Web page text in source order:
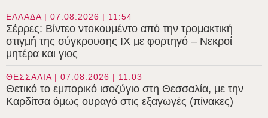
ΕΛΛΑΔΑ | 07.08.2026 | 11:54
Σέρρες: Βίντεο ντοκουμέντο από την τρομακτική
στιγμή της σύγκρουσης ΙΧ με φορτηγό – Νεκροί
μητέρα και γιος
ΘΕΣΣΑΛΙΑ | 07.08.2026 | 11:03
Θετικό το εμπορικό ισοζύγιο στη Θεσσαλία, με την
Καρδίτσα όμως ουραγό στις εξαγωγές (πίνακες)